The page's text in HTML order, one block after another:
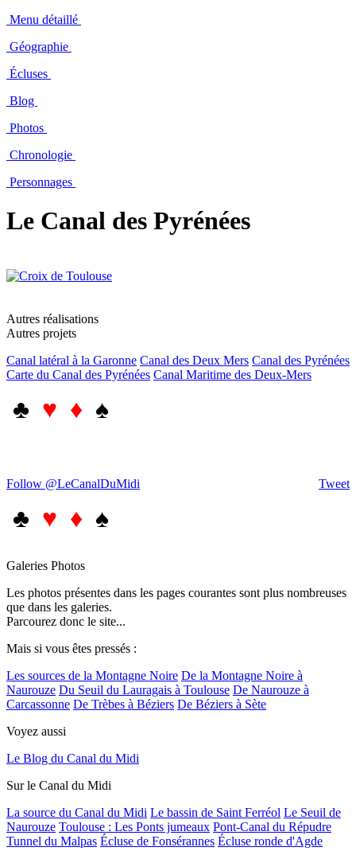
Menu détaillé
Géographie
Écluses
Blog
Photos
Chronologie
Personnages
Le Canal des Pyrénées
Autres réalisations
Autres projets
Canal latéral à la Garonne Canal des Deux Mers Canal des Pyrénées
Carte du Canal des Pyrénées Canal Maritime des Deux-Mers
♣ ♥ ♦ ♠
Tweet
Follow @LeCanalDuMidi
♣ ♥ ♦ ♠
Galeries Photos
Les photos présentes dans les pages courantes sont plus nombreuses
que dans les galeries.
Parcourez donc le site...
Mais si vous êtes pressés :
Les sources de la Montagne Noire De la Montagne Noire à
Naurouze Du Seuil du Lauragais à Toulouse De Naurouze à
Carcassonne De Trèbes à Béziers De Béziers à Sète
Voyez aussi
Le Blog du Canal du Midi
Sur le Canal du Midi
La source du Canal du Midi Le bassin de Saint Ferréol Le Seuil de
Naurouze Toulouse : Les Ponts jumeaux Pont-Canal du Répudre
Tunnel du Malpas Écluse de Fonsérannes Écluse ronde d'Agde